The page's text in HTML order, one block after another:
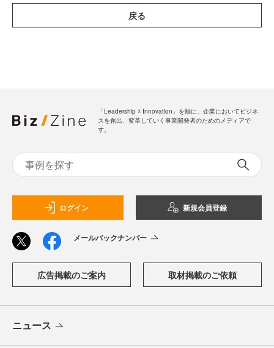
戻る
「Leadership ☓ Innovation」を軸に、企業においてビジネ
スを創出、変革していく事業開発者のためのメディアで
す。
ログイン 新規会員登録
メールバックナンバー
広告掲載のご案内 取材掲載のご依頼
ニュース